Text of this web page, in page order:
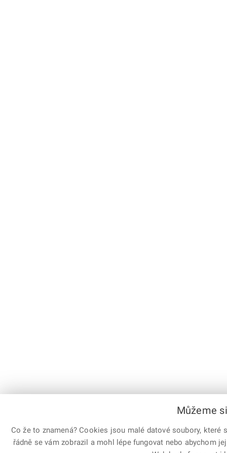
Můžeme
Co že to znamená? Cookies jsou malé datové soubory,
řádně se vám zobrazil a mohl lépe fungovat nebo abychom